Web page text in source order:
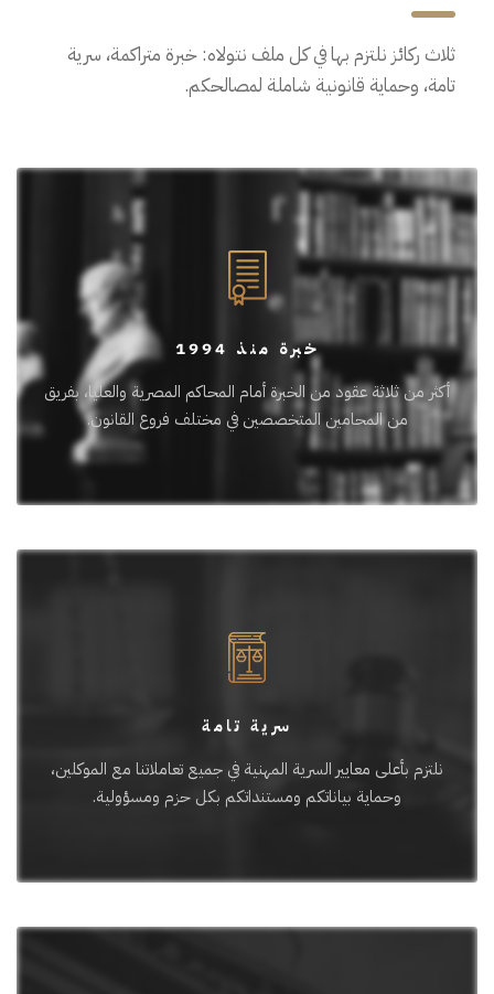
ثلاث ركائز نلتزم بها في كل ملف نتولاه: خبرة متراكمة، سرية
تامة، وحماية قانونية شاملة لمصالحكم.
خبرة منذ 1994
أكثر من ثلاثة عقود من الخبرة أمام المحاكم المصرية والعليا، بفريق
من المحامين المتخصصين في مختلف فروع القانون.
سرية تامة
نلتزم بأعلى معايير السرية المهنية في جميع تعاملاتنا مع الموكلين،
وحماية بياناتكم ومستنداتكم بكل حزم ومسؤولية.